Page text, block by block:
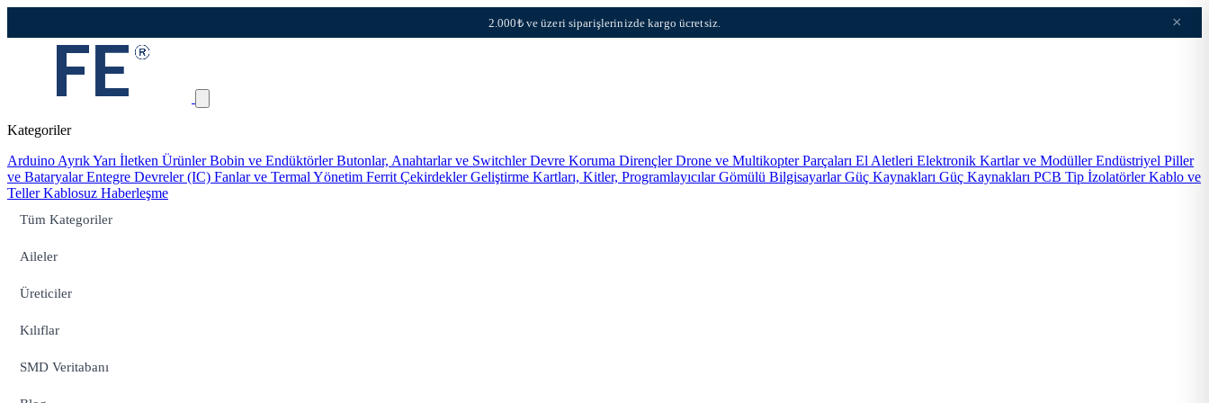
2.000₺ ve üzeri siparişlerinizde kargo ücretsiz. ×
Kategoriler
Arduino Ayrık Yarı İletken ÜrünlerBobin ve EndüktörlerButonlar, Anahtarlar ve SwitchlerDevre Koruma DirençlerDrone ve Multikopter Parçaları El Aletleri Elektronik Kartlar ve ModüllerEndüstriyel Piller
ve BataryalarEntegre Devreler (IC) Fanlar ve Termal Yönetim Ferrit ÇekirdeklerGeliştirme Kartları, Kitler, ProgramlayıcılarGömülü BilgisayarlarGüç Kaynakları Güç Kaynakları PCB Tip İzolatörlerKablo ve
TellerKablosuz Haberleşme
Tüm Kategoriler
Aileler
Üreticiler
Kılıflar
SMD Veritabanı